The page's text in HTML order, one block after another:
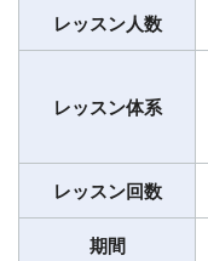
レッスン人数
レッスン体系
レッスン回数
期間